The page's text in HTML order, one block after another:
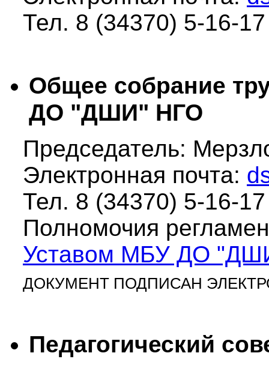
Тел. 8 (34370) 5-16-
Общее собрание
ДО "ДШИ" НГО
Председатель:
Электронная почта:
Тел. 8 (34370) 5-16-17
Полномочия
Уставом МБУ ДО
ДОКУМЕНТ ПОДПИСАН
Педагогический